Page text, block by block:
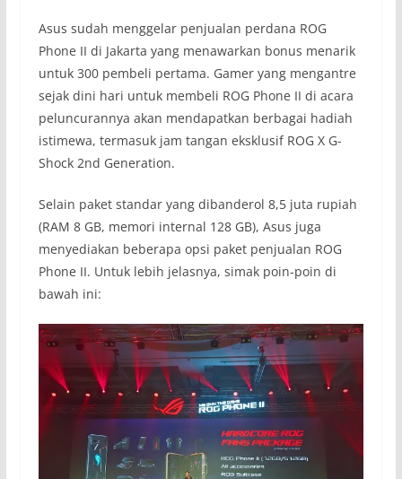
Asus sudah menggelar penjualan perdana ROG
Phone II di Jakarta yang menawarkan bonus menarik
untuk 300 pembeli pertama. Gamer yang mengantre
sejak dini hari untuk membeli ROG Phone II di acara
peluncurannya akan mendapatkan berbagai hadiah
istimewa, termasuk jam tangan eksklusif ROG X G-
Shock 2nd Generation.
Selain paket standar yang dibanderol 8,5 juta rupiah
(RAM 8 GB, memori internal 128 GB), Asus juga
menyediakan beberapa opsi paket penjualan ROG
Phone II. Untuk lebih jelasnya, simak poin-poin di
bawah ini: